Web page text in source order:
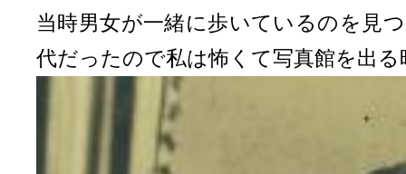
当時男女が一緒に歩いているのを見
代だったので私は怖くて写真館を出